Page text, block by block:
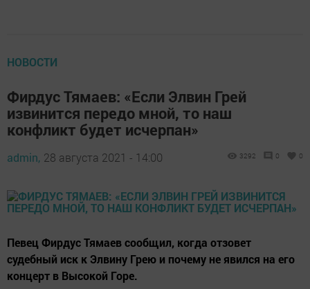
НОВОСТИ
Фирдус Тямаев: «Если Элвин Грей
извинится передо мной, то наш
конфликт будет исчерпан»
admin, 28 августа 2021 - 14:00 3292 0 0
Певец Фирдус Тямаев сообщил, когда отзовет
судебный иск к Элвину Грею и почему не явился на его
концерт в Высокой Горе.